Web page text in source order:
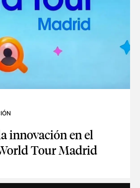
innovación en el
Tour Madrid